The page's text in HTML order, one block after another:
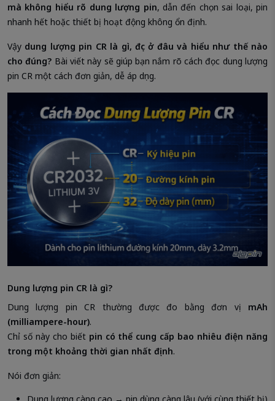
mà không hiểu rõ dung lượng pin, dẫn đến chọn sai loại, pin
nhanh hết hoặc thiết bị hoạt động không ổn định.
Vậy dung lượng pin CR là gì, đọc ở đâu và hiểu như thế nào
cho đúng? Bài viết này sẽ giúp bạn nắm rõ cách đọc dung lượng
pin CR một cách đơn giản, dễ áp dụng.
Dung lượng pin CR là gì?
Dung lượng pin CR thường được đo bằng đơn vị mAh
(milliampere-hour).
Chỉ số này cho biết pin có thể cung cấp bao nhiêu điện năng
trong một khoảng thời gian nhất định.
Nói đơn giản:
Dung lượng càng cao → pin dùng càng lâu (với cùng thiết bị)